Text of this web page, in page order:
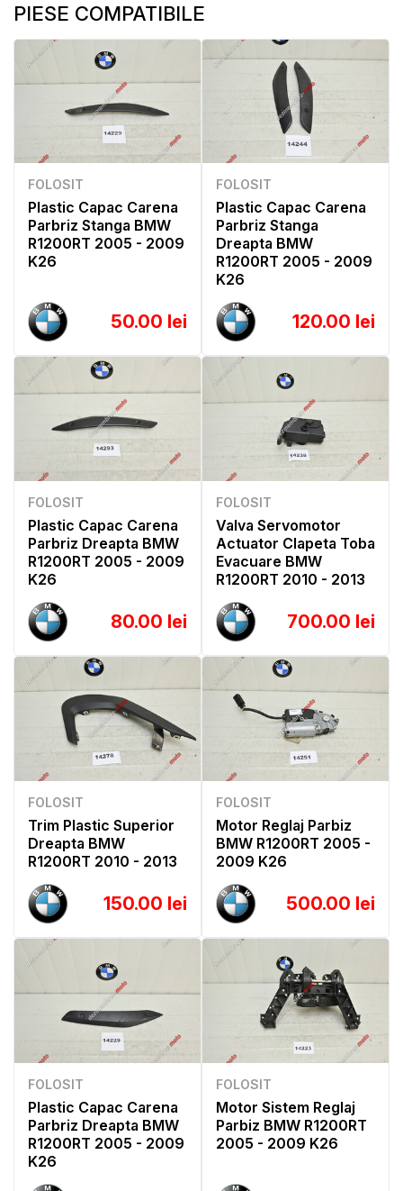
PIESE COMPATIBILE
FOLOSIT
Plastic Capac Carena
Parbriz Stanga BMW
R1200RT 2005 - 2009
K26
50.00 lei
FOLOSIT
Plastic Capac Carena
Parbriz Stanga
Dreapta BMW
R1200RT 2005 - 2009
K26
120.00 lei
FOLOSIT
Plastic Capac Carena
Parbriz Dreapta BMW
R1200RT 2005 - 2009
K26
80.00 lei
FOLOSIT
Valva Servomotor
Actuator Clapeta Toba
Evacuare BMW
R1200RT 2010 - 2013
700.00 lei
FOLOSIT
Trim Plastic Superior
Dreapta BMW
R1200RT 2010 - 2013
150.00 lei
FOLOSIT
Motor Reglaj Parbiz
BMW R1200RT 2005 -
2009 K26
500.00 lei
FOLOSIT
Plastic Capac Carena
Parbriz Dreapta BMW
R1200RT 2005 - 2009
K26
FOLOSIT
Motor Sistem Reglaj
Parbiz BMW R1200RT
2005 - 2009 K26